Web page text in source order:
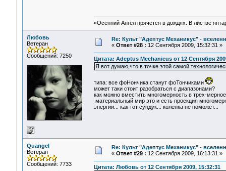
«Осенний Ангел прячется в дождях. В листве
Любовь
Ветеран
Сообщений: 7250
Re: Культ "Адептус Механикус" -
« Ответ #28 : 12 Сентября 2009, 15:32:31 »
Цитата: Adeptus Mechanicus от 12 Сентября
Я вот думаю,что в точке этой самой
типа: все фоНончика станут фоТончиками
может таки стоит разобраться с диапазонами?
как можно вместить многомерность в трех-
материальный мир это и есть проекция
энергии... как тот сундук... коленка не
Quangel
Ветеран
Сообщений: 7733
Re: Культ "Адептус Механикус" -
« Ответ #29 : 12 Сентября 2009, 16:13:31 »
Цитата: Любовь от 12 Сентября 2009, 15:32:31